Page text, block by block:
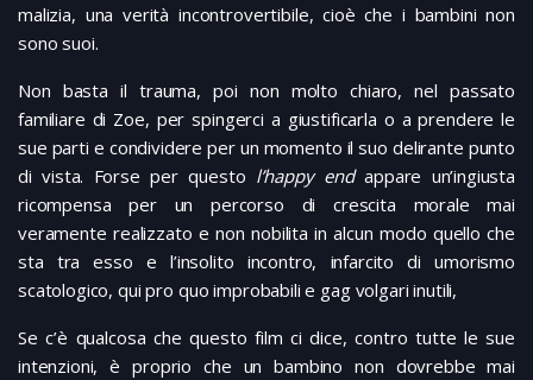
malizia, una verità incontrovertibile, cioè che i bambini non
sono suoi.
Non basta il trauma, poi non molto chiaro, nel passato
familiare di Zoe, per spingerci a giustificarla o a prendere le
sue parti e condividere per un momento il suo delirante punto
di vista. Forse per questo l’happy endappare un’ingiusta
ricompensa per un percorso di crescita morale mai
veramente realizzato e non nobilita in alcun modo quello che
sta tra esso e l’insolito incontro, infarcito di umorismo
scatologico, qui pro quo improbabili e gag volgari inutili,
Se c’è qualcosa che questo film ci dice, contro tutte le sue
intenzioni, è proprio che un bambino non dovrebbe mai